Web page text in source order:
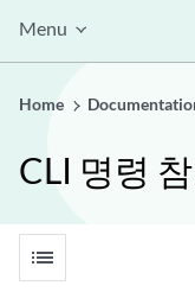
Menu
Home
CLI 명령
list